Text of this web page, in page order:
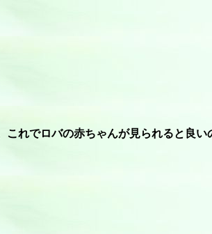
これでロバの赤ちゃんが見られると良い